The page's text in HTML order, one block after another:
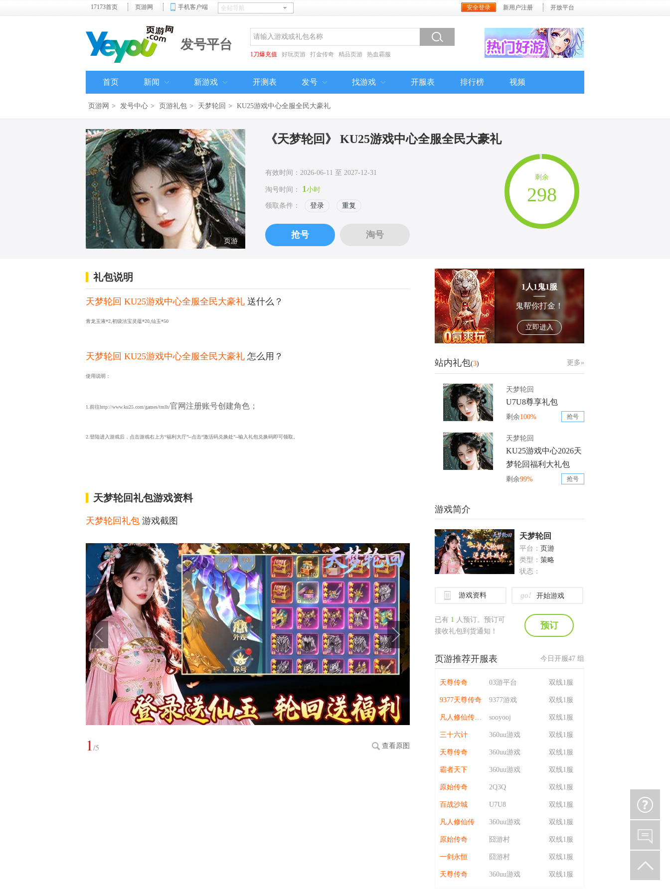
17173首页 页游网 手机客户端 安全登录 新用户注册 开放平台
发号平台
1刀爆充值 好玩页游 打金传奇 精品页游 热血霸服
首页 新闻 新游戏 开测表 发号 找游戏 开服表 排行榜 视频
页游网 > 发号中心 > 页游礼包 > 天梦轮回 > KU25游戏中心全服全民大豪礼
页游
《天梦轮回》 KU25游戏中心全服全民大豪礼
有效时间：2026-06-11 至 2027-12-31
淘号时间： 1小时
领取条件： 登录 重复
抢号 淘号
剩余
298
礼包说明
天梦轮回 KU25游戏中心全服全民大豪礼 送什么？
青龙玉液*2,初级法宝灵蕴*20,仙玉*50
天梦轮回 KU25游戏中心全服全民大豪礼 怎么用？
使用说明：
1.前往http://www.ku25.com/games/tmlh/官网注册账号创建角色；
2.登陆进入游戏后，点击游戏右上方“福利大厅”--点击“激活码兑换处”--输入礼包兑换码即可领取。
天梦轮回礼包游戏资料
天梦轮回礼包 游戏截图
1/5 查看原图
1人1鬼1服
鬼帮你打金！
立即进入
站内礼包(3) 更多»
天梦轮回
U7U8尊享礼包
剩余100% 抢号
天梦轮回
KU25游戏中心2026天
梦轮回福利大礼包
剩余99% 抢号
游戏简介
天梦轮回
平台： 页游
类型： 策略
状态：
游戏资料 go! 开始游戏
已有 1 人预订。预订可
接收礼包到货通知！
预订
页游推荐开服表 今日开服47 组
天尊传奇 03游平台 双线1服
9377天尊传奇 9377游戏 双线1服
凡人修仙传：星海飞驰 sooyooj 双线1服
三十六计 360uu游戏 双线1服
天尊传奇 360uu游戏 双线1服
霸者天下 360uu游戏 双线1服
原始传奇 2Q3Q 双线1服
百战沙城 U7U8 双线1服
凡人修仙传 360uu游戏 双线1服
原始传奇 囧游村 双线1服
一剑永恒 囧游村 双线1服
天尊传奇 360uu游戏 双线1服